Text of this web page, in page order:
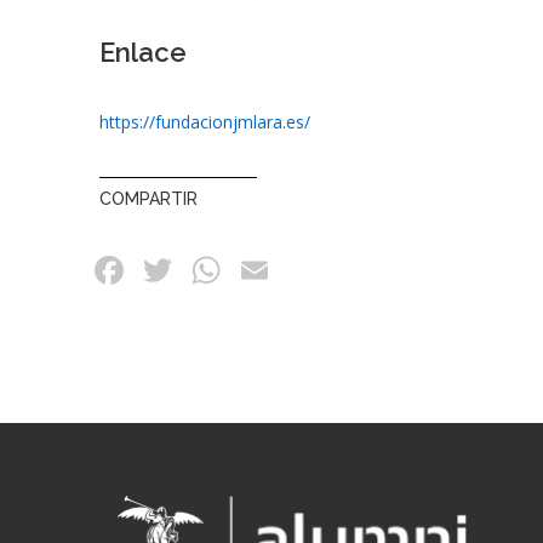
Enlace
https://fundacionjmlara.es/
COMPARTIR